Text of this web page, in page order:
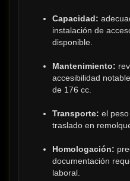
Capacidad:
instalación de
disponible.
Mantenimiento:
accesibilidad
de 176 cc.
Transporte: el
traslado en
Homologación:
documentación
laboral.